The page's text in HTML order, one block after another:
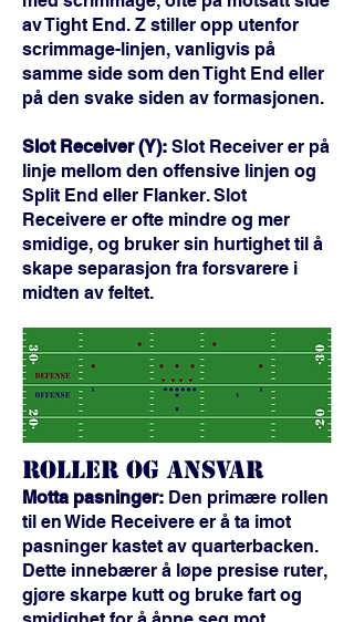
av Tight End. Z stiller opp utenfor
scrimmage-linjen, vanligvis på
samme side som den Tight End eller
på den svake siden av formasjonen.
Slot Receiver (Y): Slot Receiver er på
linje mellom den offensive linjen og
Split End eller Flanker. Slot
Receivere er ofte mindre og mer
smidige, og bruker sin hurtighet til å
skape separasjon fra forsvarere i
midten av feltet.
Roller og ansvar
Motta pasninger: Den primære rollen
til en Wide Receivere er å ta imot
pasninger kastet av quarterbacken.
Dette innebærer å løpe presise ruter,
gjøre skarpe kutt og bruke fart og